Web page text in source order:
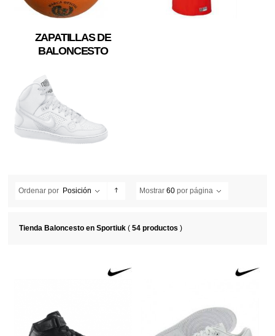
ZAPATILLAS DE
BALONCESTO
Ordenar por Posición Mostrar 60 por página
Tienda Baloncesto en Sportiuk (54 productos )